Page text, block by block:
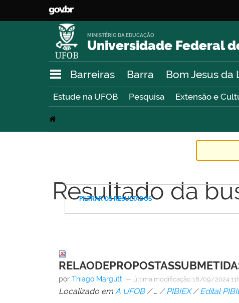
Universidade Federal
MINISTÉRIO DA EDUCAÇÃO
Barreiras Barra Bom Jesus da
Estude na UFOB Pesquisa Extensão e
Resultado da
FILTRAR OS RESULTADOS
porThiago Margutti — última modificação 18/09/2024
Localizado em A UFOB /…/PIBIEX /Edital